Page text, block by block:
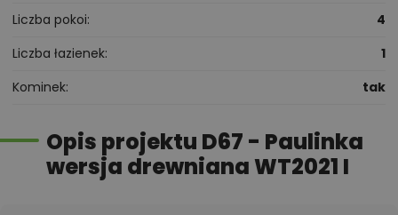
Liczba pokoi
4
Liczba łazienek
1
Kominek
tak
Opis projektu D67 - Paulinka
wersja drewniana WT2021 I